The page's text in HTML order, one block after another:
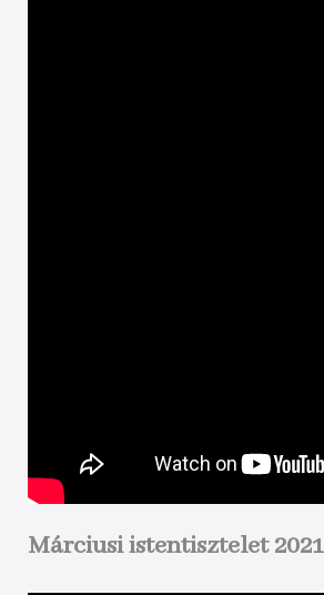
Márciusi istentisztelet 2021